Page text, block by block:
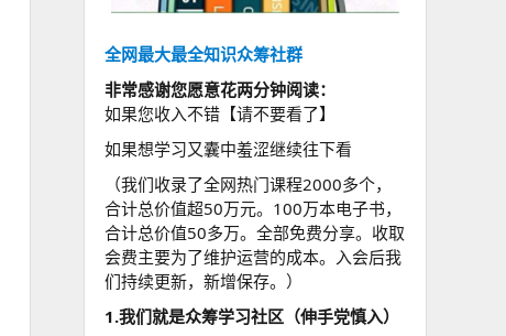
全网最大最全知识众筹社群
非常感谢您愿意花两分钟阅读：
如果您收入不错【请不要看了】
如果想学习又囊中羞涩继续往下看
（我们收录了全网热门课程2000多个，
合计总价值超50万元。100万本电子书，
合计总价值50多万。全部免费分享。收取
会费主要为了维护运营的成本。入会后我
们持续更新，新增保存。）
1.我们就是众筹学习社区（伸手党慎入）